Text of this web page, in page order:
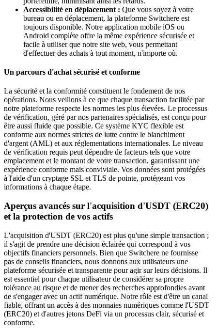
Accessibilité en déplacement : Que vous soyez à votre
bureau ou en déplacement, la plateforme Switchere est
toujours disponible. Notre application mobile iOS ou
Android complète offre la même expérience sécurisée et
facile à utiliser que notre site web, vous permettant
d'effectuer des achats à tout moment, n'importe où.
Un parcours d'achat sécurisé et conforme
La sécurité et la conformité constituent le fondement de nos
opérations. Nous veillons à ce que chaque transaction facilitée par
notre plateforme respecte les normes les plus élevées. Le processus
de vérification, géré par nos partenaires spécialisés, est conçu pour
être aussi fluide que possible. Ce système KYC flexible est
conforme aux normes strictes de lutte contre le blanchiment
d'argent (AML) et aux réglementations internationales. Le niveau
de vérification requis peut dépendre de facteurs tels que votre
emplacement et le montant de votre transaction, garantissant une
expérience conforme mais conviviale. Vos données sont protégées
à l'aide d'un cryptage SSL et TLS de pointe, protégeant vos
informations à chaque étape.
Aperçus avancés sur l'acquisition d'USDT (ERC20)
et la protection de vos actifs
L'acquisition d'USDT (ERC20) est plus qu'une simple transaction ;
il s'agit de prendre une décision éclairée qui correspond à vos
objectifs financiers personnels. Bien que Switchere ne fournisse
pas de conseils financiers, nous donnons aux utilisateurs une
plateforme sécurisée et transparente pour agir sur leurs décisions. Il
est essentiel pour chaque utilisateur de considérer sa propre
tolérance au risque et de mener des recherches approfondies avant
de s'engager avec un actif numérique. Notre rôle est d'être un canal
fiable, offrant un accès à des monnaies numériques comme l'USDT
(ERC20) et d'autres jetons DeFi via un processus clair, sécurisé et
conforme.